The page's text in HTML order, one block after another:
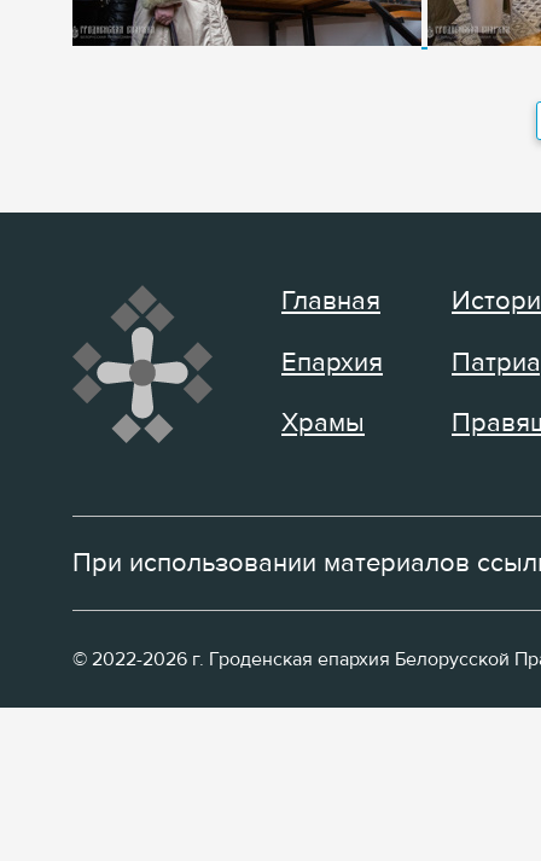
Главная
Епархия
Храмы
При использовании материалов
© 2022-2026 г. Гроденская епархия Белорусской